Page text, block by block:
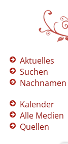
Aktuelles
Suchen
Nachnamen
Kalender
Alle Medien
Quellen